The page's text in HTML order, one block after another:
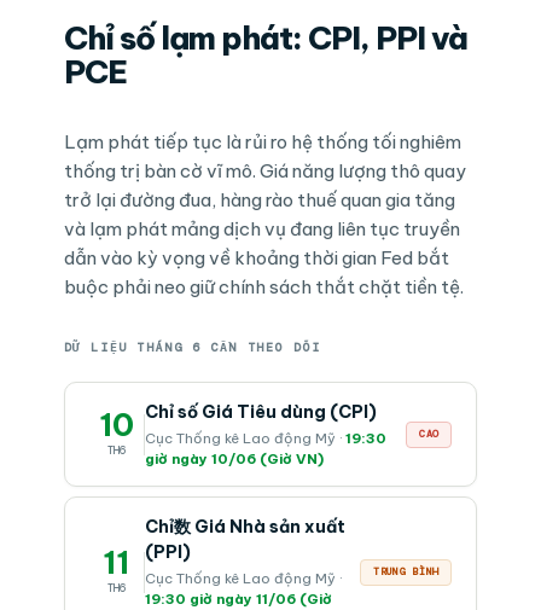
Chỉ số lạm phát: CPI, PPI và
PCE
Lạm phát tiếp tục là rủi ro hệ thống tối nghiêm
thống trị bàn cờ vĩ mô. Giá năng lượng thô quay
trở lại đường đua, hàng rào thuế quan gia tăng
và lạm phát mảng dịch vụ đang liên tục truyền
dẫn vào kỳ vọng về khoảng thời gian Fed bắt
buộc phải neo giữ chính sách thắt chặt tiền tệ.
DỮ LIỆU THÁNG 6 CẦN THEO DÕI
10
TH6
Chỉ số Giá Tiêu dùng (CPI)
Cục Thống kê Lao động Mỹ · 19:30
giờ ngày 10/06 (Giờ VN)
CAO
11
TH6
Chỉ数 Giá Nhà sản xuất
(PPI)
Cục Thống kê Lao động Mỹ ·
19:30 giờ ngày 11/06 (Giờ
TRUNG BÌNH